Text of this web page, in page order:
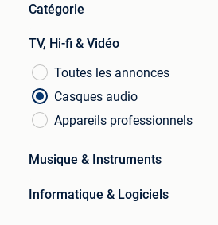
Catégorie
TV, Hi-fi & Vidéo
Toutes les annonces
Casques audio
Appareils professionnels
Musique & Instruments
Informatique & Logiciels